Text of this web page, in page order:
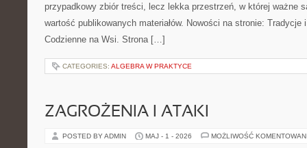
przypadkowy zbiór treści, lecz lekka przestrzeń, w której ważne
wartość publikowanych materiałów. Nowości na stronie:
Codzienne na Wsi. Strona […]
CATEGORIES: ALGEBRA W PRAKTYCE
ZAGROŻENIA I ATAKI
POSTED BY ADMIN MAJ - 1 - 2026 MOŻLIWOŚĆ